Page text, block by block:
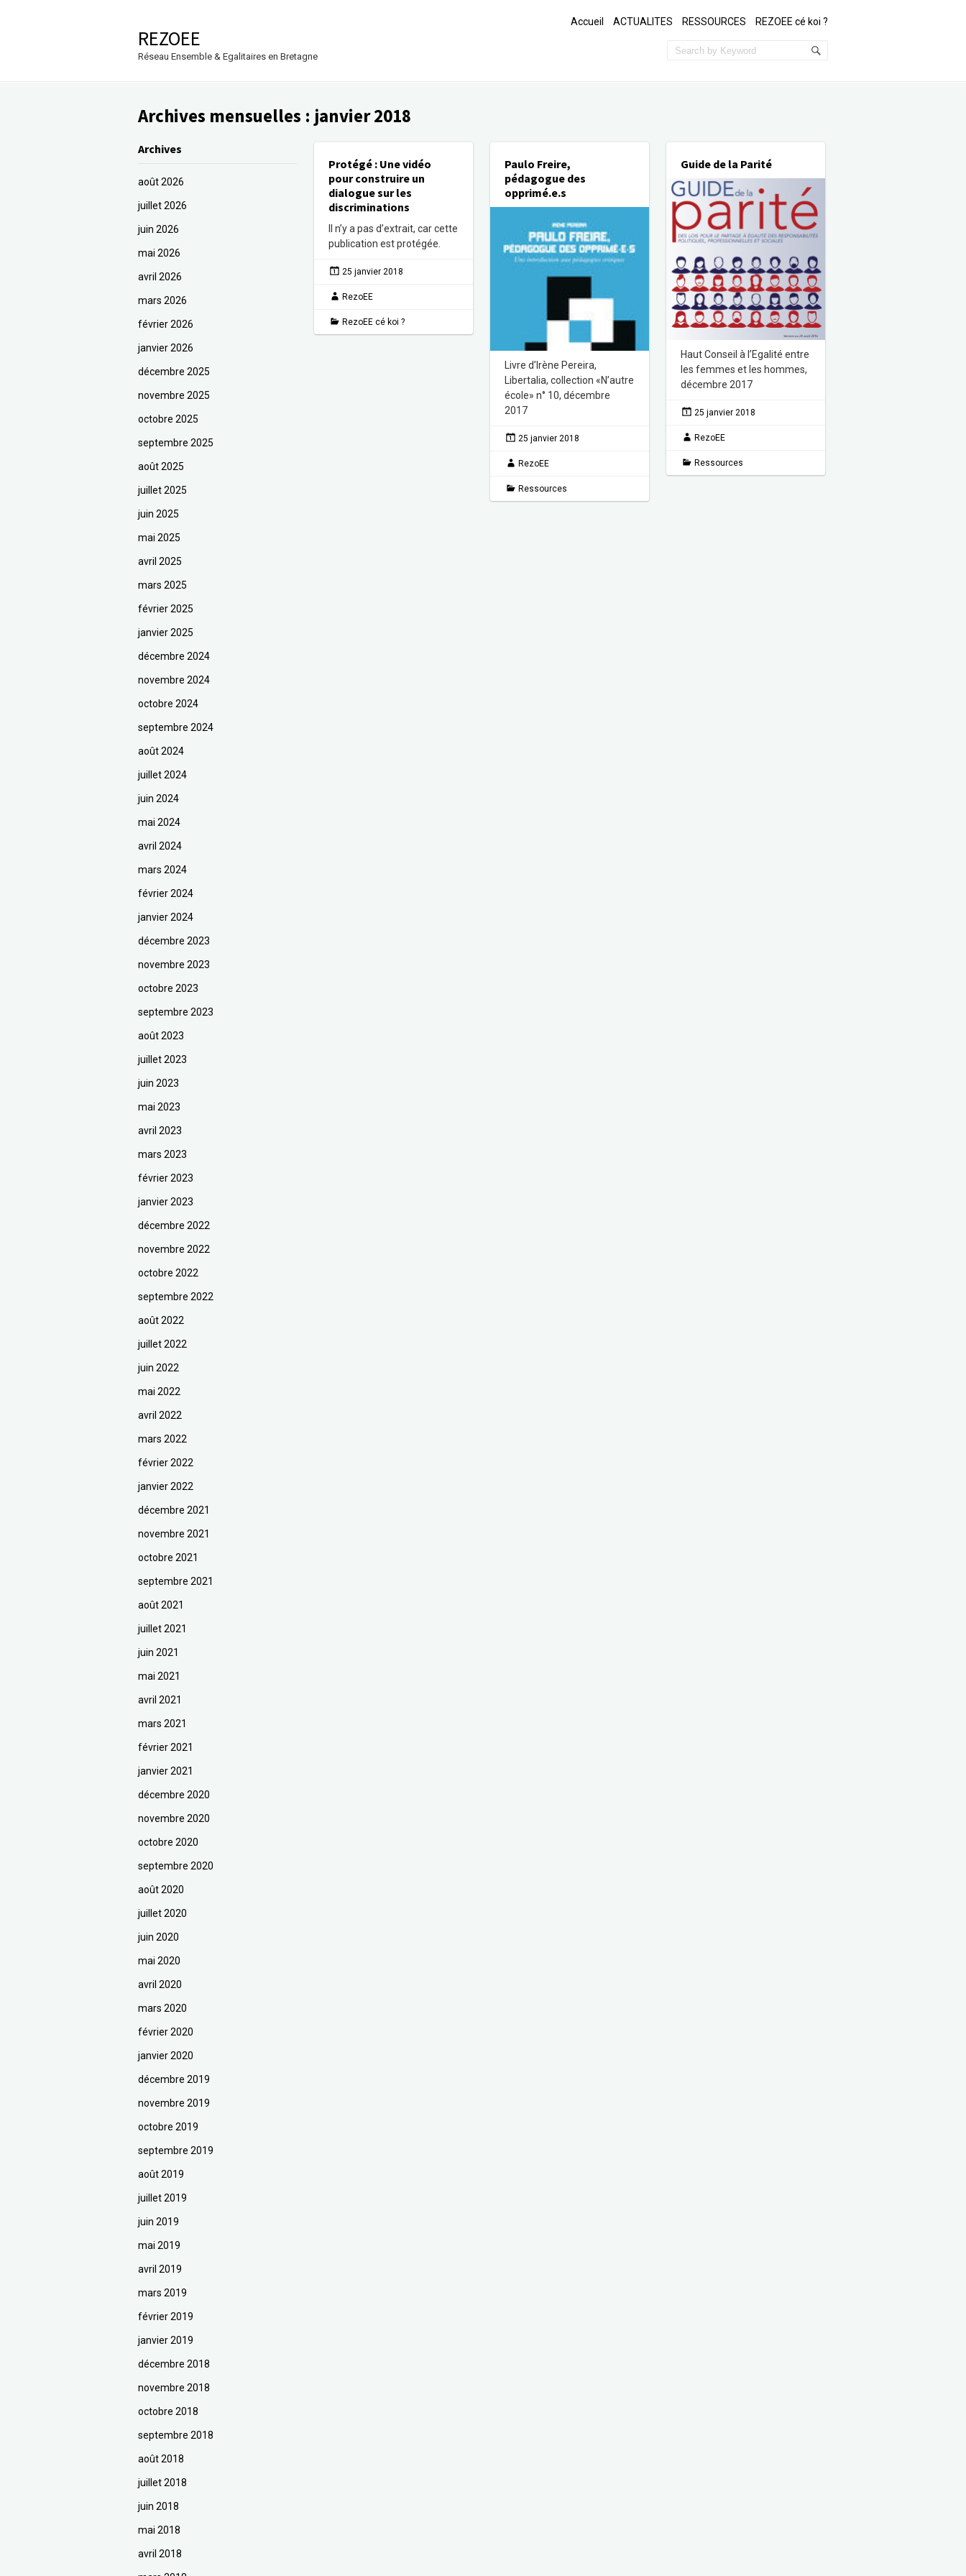
REZOEE
Réseau Ensemble & Egalitaires en Bretagne
Accueil ACTUALITES RESSOURCES REZOEE cé koi ?
Archives mensuelles : janvier 2018
Archives
août 2026
juillet 2026
juin 2026
mai 2026
avril 2026
mars 2026
février 2026
janvier 2026
décembre 2025
novembre 2025
octobre 2025
septembre 2025
août 2025
juillet 2025
juin 2025
mai 2025
avril 2025
mars 2025
février 2025
janvier 2025
décembre 2024
novembre 2024
octobre 2024
septembre 2024
août 2024
juillet 2024
juin 2024
mai 2024
avril 2024
mars 2024
février 2024
janvier 2024
décembre 2023
novembre 2023
octobre 2023
septembre 2023
août 2023
juillet 2023
juin 2023
mai 2023
avril 2023
mars 2023
février 2023
janvier 2023
décembre 2022
novembre 2022
octobre 2022
septembre 2022
août 2022
juillet 2022
juin 2022
mai 2022
avril 2022
mars 2022
février 2022
janvier 2022
décembre 2021
novembre 2021
octobre 2021
septembre 2021
août 2021
juillet 2021
juin 2021
mai 2021
avril 2021
mars 2021
février 2021
janvier 2021
décembre 2020
novembre 2020
octobre 2020
septembre 2020
août 2020
juillet 2020
juin 2020
mai 2020
avril 2020
mars 2020
février 2020
janvier 2020
décembre 2019
novembre 2019
octobre 2019
septembre 2019
août 2019
juillet 2019
juin 2019
mai 2019
avril 2019
mars 2019
février 2019
janvier 2019
décembre 2018
novembre 2018
octobre 2018
septembre 2018
août 2018
juillet 2018
juin 2018
mai 2018
avril 2018
Protégé : Une vidéo
pour construire un
dialogue sur les
discriminations
Il n’y a pas d’extrait, car cette
publication est protégée.
25 janvier 2018
RezoEE
RezoEE cé koi ?
Paulo Freire,
pédagogue des
opprimé.e.s
Livre d’Irène Pereira,
Libertalia, collection «N’autre
école» n° 10, décembre
2017
25 janvier 2018
RezoEE
Ressources
Guide de la Parité
Haut Conseil à l’Egalité entre
les femmes et les hommes,
décembre 2017
25 janvier 2018
RezoEE
Ressources